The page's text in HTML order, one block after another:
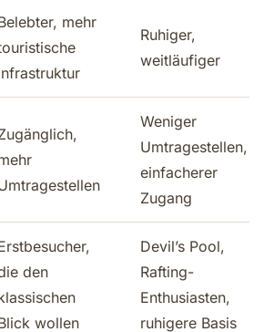
mehr
Ruhiger,
weitläufiger
Weniger
Umtragestellen,
einfacherer
Zugang
den
wollen
Devil’s Pool,
Rafting-
Enthusiasten,
ruhigere Basis